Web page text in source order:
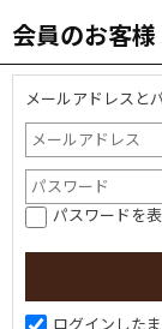
会員のお客様
メールアドレスと
パスワードを
ログインした